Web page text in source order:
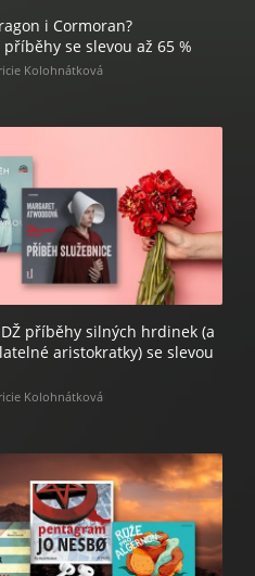
i Cormoran?
se slevou až 65 %
Kolohnátková
příběhy silných hrdinek (a
aristokratky) se slevou
Kolohnátková